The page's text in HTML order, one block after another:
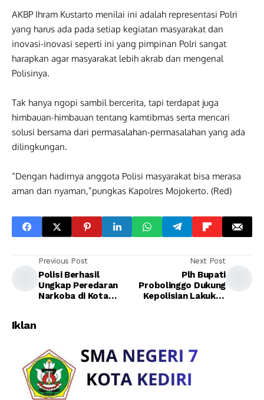
AKBP Ihram Kustarto menilai ini adalah representasi Polri
yang harus ada pada setiap kegiatan masyarakat dan
inovasi-inovasi seperti ini yang pimpinan Polri sangat
harapkan agar masyarakat lebih akrab dan mengenal
Polisinya.
Tak hanya ngopi sambil bercerita, tapi terdapat juga
himbauan-himbauan tentang kamtibmas serta mencari
solusi bersama dari permasalahan-permasalahan yang ada
dilingkungan.
“Dengan hadirnya anggota Polisi masyarakat bisa merasa
aman dan nyaman,”pungkas Kapolres Mojokerto. (Red)
Previous Post
Polisi Berhasil
Ungkap Peredaran
Narkoba di Kota
Next Post
Plh Bupati
Probolinggo Dukung
Kepolisian Lakukan
Iklan